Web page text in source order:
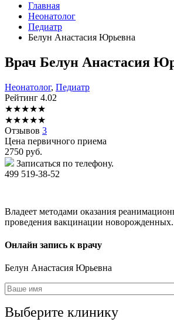
Главная
Неонатолог
Педиатр
Белун Анастасия Юрьевна
Врач Белун Анастасия
Неонатолог, Педиатр
Рейтинг 4.02
★★★★★
★★★★★
Отзывов 3
Цена первичного приема
2750 руб.
Записаться по телефону.
499 519-38-52
Владеет методами оказания
проведения вакцинации
Онлайн запись к врачу
Белун Анастасия Юрьевна
Выберите клинику